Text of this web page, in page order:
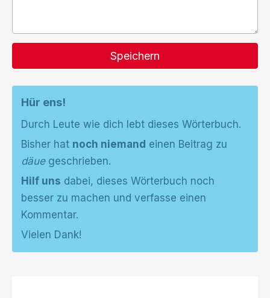
Speichern
Hür ens!
Durch Leute wie dich lebt dieses Wörterbuch.
Bisher hat noch niemand einen Beitrag zu
däuegeschrieben.
Hilf uns dabei, dieses Wörterbuch noch
besser zu machen und verfasse einen
Kommentar.
Vielen Dank!